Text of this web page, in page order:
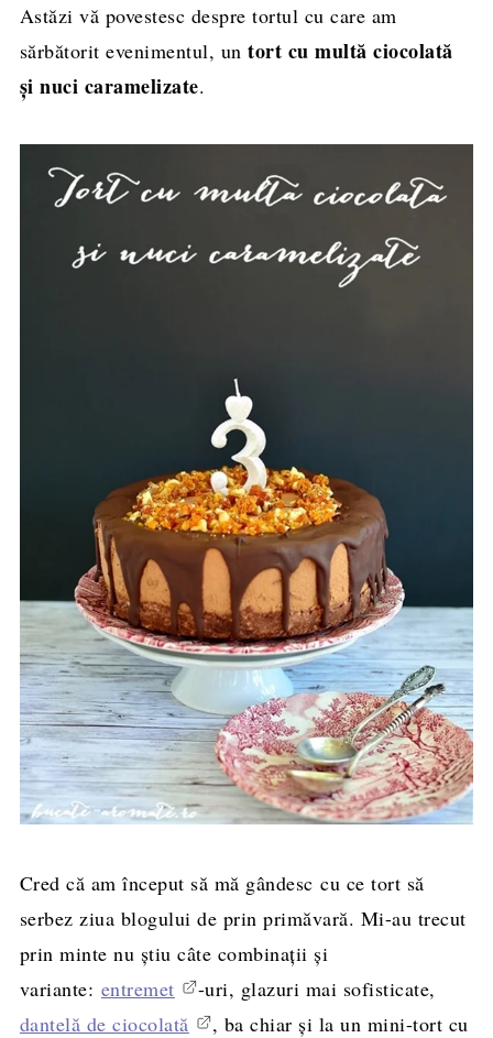
Astăzi vă povestesc despre tortul cu care am
sărbătorit evenimentul, untort cu multă ciocolată
şi nuci caramelizate.
Cred că am început să mă gândesc cu ce tort să
serbez ziua blogului de prin primăvară. Mi-au trecut
prin minte nu ştiu câte combinaţii şi
variante: entremet
-uri, glazuri mai sofisticate,
dantelă de ciocolată
, ba chiar şi la un mini-tort cu